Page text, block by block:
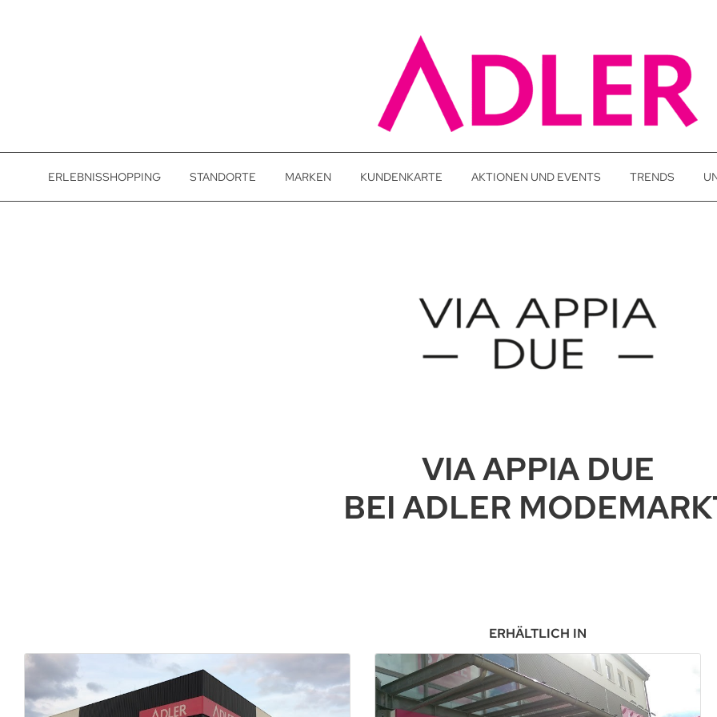
ERLEBNISSHOPPING STANDORTE MARKEN KUNDENKARTE AKTIONEN UND EVENTS TRENDS
VIA APPIA DUE
BEI ADLER
ERHÄLTLICH IN